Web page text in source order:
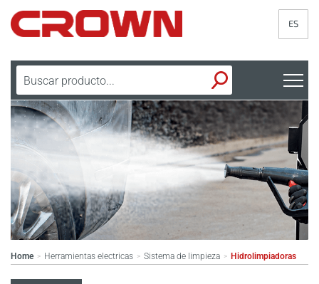
ES
Home > Herramientas electricas > Sistema de limpieza > Hidrolimpiadoras